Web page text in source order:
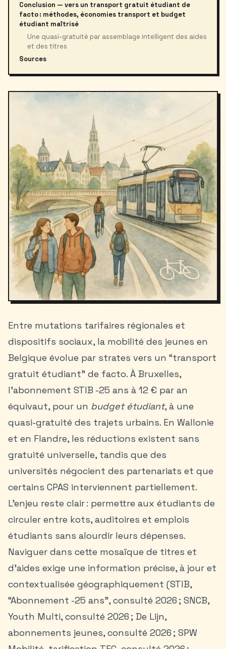
Conclusion — vers un transport gratuit étudiant de
facto : méthodes, économies transport et budget
étudiant maîtrisé
Une quasi-gratuité par assemblage intelligent des aides
et des titres
Sources
Entre mutations tarifaires régionales et
dispositifs sociaux, la mobilité des jeunes en
Belgique évolue par strates vers un “transport
gratuit étudiant” de facto. À Bruxelles,
l’abonnement STIB -25 ans à 12 € par an
équivaut, pour un budget étudiant, à une
quasi-gratuité des trajets urbains. En Wallonie
et en Flandre, les réductions existent sans
gratuité universelle, tandis que des
universités négocient des partenariats et que
certains CPAS interviennent partiellement.
L’enjeu reste clair : permettre aux étudiants de
circuler entre kots, auditoires et emplois
étudiants sans alourdir leurs dépenses.
Naviguer dans cette mosaïque de titres et
d’aides exige une information précise, à jour et
contextualisée géographiquement (STIB,
“Abonnement -25 ans”, consulté 2026 ; SNCB,
Youth Multi, consulté 2026 ; De Lijn,
abonnements jeunes, consulté 2026 ; SPW